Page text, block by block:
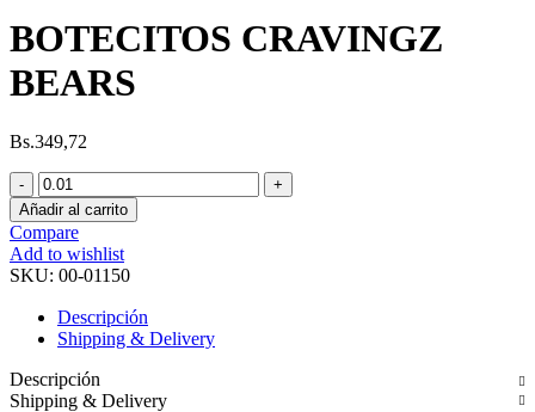
BOTECITOS CRAVINGZ
BEARS
Bs.349,72
BOTECITOS
CRAVINGZ
BEARS
cantidad
Añadir al carrito
Compare
Add to wishlist
SKU: 00-01150
Descripción
Shipping & Delivery
Descripción
Shipping & Delivery